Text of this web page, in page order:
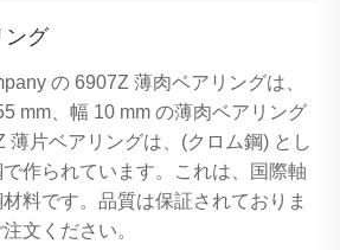
ング
の 6907Z 薄肉ベアリングは、
mm、幅 10 mm の薄肉ベアリング
薄片ベアリングは、(クロム鋼) とし
作られています。これは、国際軸
料です。品質は保証されておりま
文ください。